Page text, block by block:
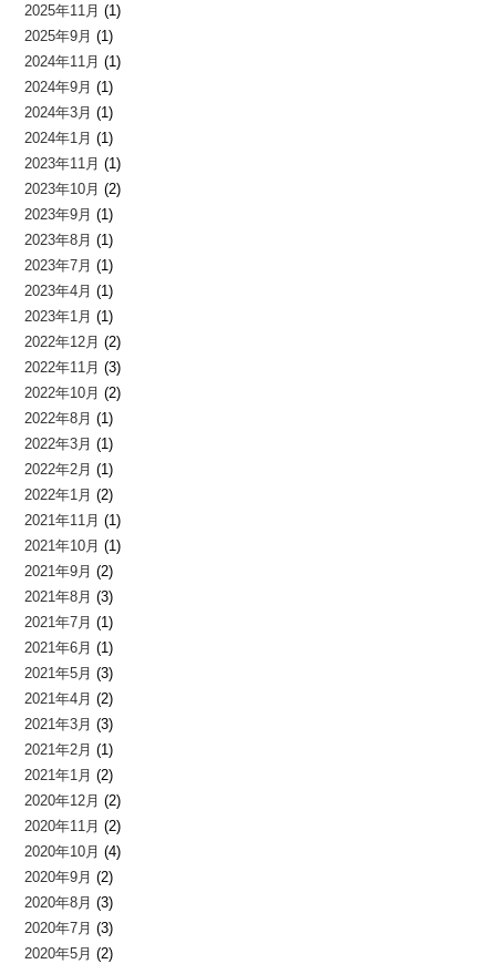
2025年11月 (1)
2025年9月 (1)
2024年11月 (1)
2024年9月 (1)
2024年3月 (1)
2024年1月 (1)
2023年11月 (1)
2023年10月 (2)
2023年9月 (1)
2023年8月 (1)
2023年7月 (1)
2023年4月 (1)
2023年1月 (1)
2022年12月 (2)
2022年11月 (3)
2022年10月 (2)
2022年8月 (1)
2022年3月 (1)
2022年2月 (1)
2022年1月 (2)
2021年11月 (1)
2021年10月 (1)
2021年9月 (2)
2021年8月 (3)
2021年7月 (1)
2021年6月 (1)
2021年5月 (3)
2021年4月 (2)
2021年3月 (3)
2021年2月 (1)
2021年1月 (2)
2020年12月 (2)
2020年11月 (2)
2020年10月 (4)
2020年9月 (2)
2020年8月 (3)
2020年7月 (3)
2020年5月 (2)